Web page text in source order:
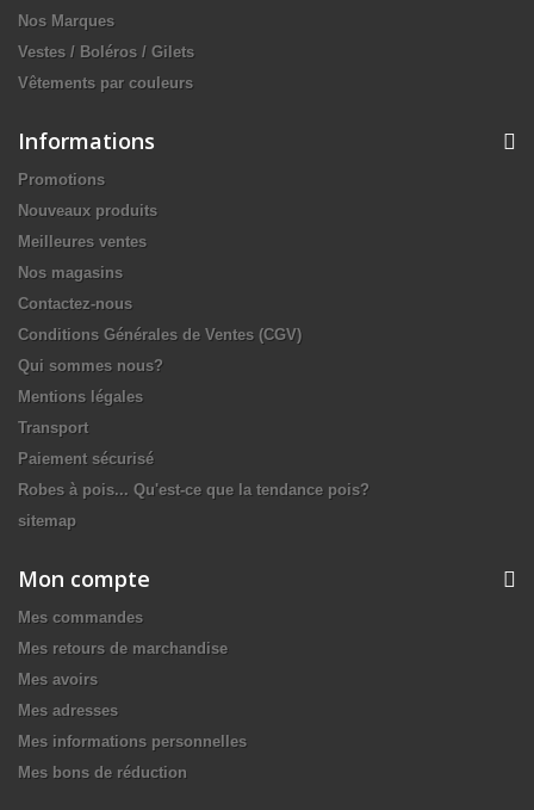
Nos Marques
Vestes / Boléros / Gilets
Vêtements par couleurs
Informations
Promotions
Nouveaux produits
Meilleures ventes
Nos magasins
Contactez-nous
Conditions Générales de Ventes (CGV)
Qui sommes nous?
Mentions légales
Transport
Paiement sécurisé
Robes à pois... Qu'est-ce que la tendance pois?
sitemap
Mon compte
Mes commandes
Mes retours de marchandise
Mes avoirs
Mes adresses
Mes informations personnelles
Mes bons de réduction